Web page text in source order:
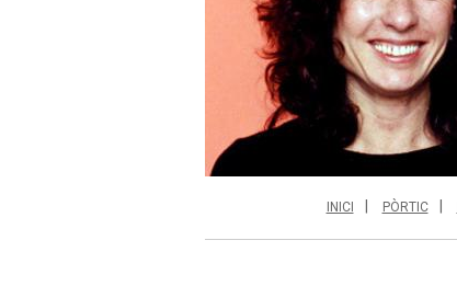
INICI PÒRTIC